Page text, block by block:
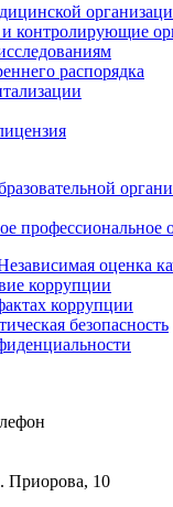
контролирующие
распорядка
профессиональное
оценка
коррупции
коррупции
безопасность
Приорова, 10